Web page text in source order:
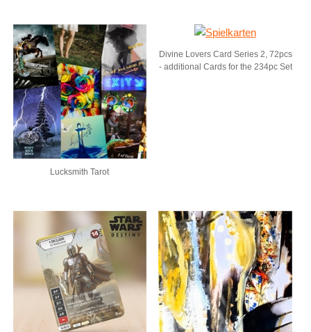
Lucksmith Tarot
Divine Lovers Card Series 2, 72pcs
- additional Cards for the 234pc Set